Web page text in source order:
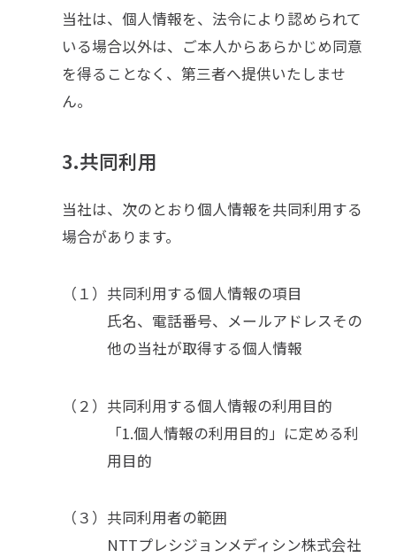
当社は、個人情報を、法令により認められて
いる場合以外は、ご本人からあらかじめ同意
を得ることなく、第三者へ提供いたしませ
ん。
3.共同利用
当社は、次のとおり個人情報を共同利用する
場合があります。
（１） 共同利用する個人情報の項目
氏名、電話番号、メールアドレスその
他の当社が取得する個人情報
（２） 共同利用する個人情報の利用目的
「1.個人情報の利用目的」に定める利
用目的
（３） 共同利用者の範囲
NTTプレシジョンメディシン株式会社